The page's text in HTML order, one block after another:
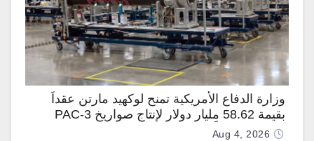
وزارة الدفاع الأمريكية تمنح لوكهيد مارتن عقداً
بقيمة 58.62 مليار دولار لإنتاج صواريخ PAC-3
المطوّرة دعماً لـ “ترسانة الحرية”
Aug 4, 2026